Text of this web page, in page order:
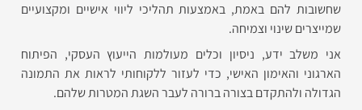
להם באמת, באמצעותתהליכי ליווי אישיים ומקצועיים
שינוי וצמיחה.
ידע, ניסיון וכליםמעולמות הייעוץ העסקי, הפיתוח
והאימון האישי, כדי לעזור ללקוחותי לראות את התמונה
ולהתקדם בצורה ברורה לעבר השגת המטרות שלהם.